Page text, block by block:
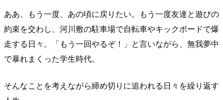
ああ、もう一度、あの頃に戻りたい。もう一度友達と遊びの
約束を交わし、河川敷の駐車場で自転車やキックボードで爆
走する日々。「もう一回やるぞ！」と言いながら、無我夢中
で暴れまくった学生時代。
そんなことを考えながら締め切りに追われる日々を繰り返す